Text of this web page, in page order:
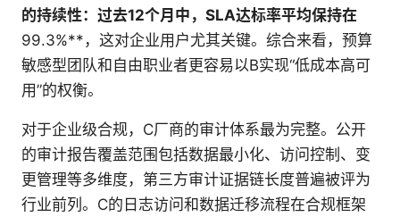
的持续性：过去12个月中，SLA达标率平均保持在
99.3%**，这对企业用户尤其关键。综合来看，预算
敏感型团队和自由职业者更容易以B实现“低成本高可
用”的权衡。
对于企业级合规，C厂商的审计体系最为完整。公开
的审计报告覆盖范围包括数据最小化、访问控制、变
更管理等多维度，第三方审计证据链长度普遍被评为
行业前列。C的日志访问和数据迁移流程在合规框架